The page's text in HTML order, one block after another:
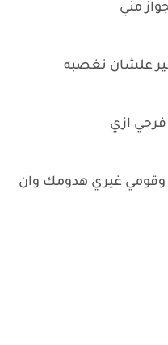
مني
علشان نغصبه
فرحي ازي
وقومي غيري هدومك وان